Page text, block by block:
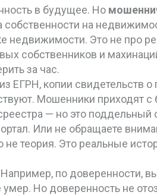
в будущее. Но
собственности на
недвижимости. Это не про
собственников и
за час.
ЕГРН, копии свидетельств о
. Мошенники приходят с
— но это поддельный
Или не обращаете
теория. Это реальные
по доверенности,
Но доверенность не